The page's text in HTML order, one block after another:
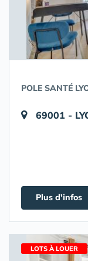
POLE SANTÉ
69001 -
Plus d'infos
LOTS À LOUER